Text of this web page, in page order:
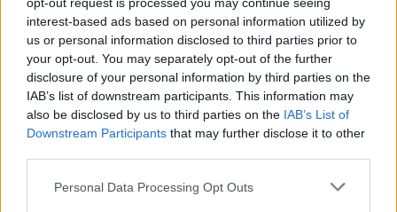
interest-based ads based on personal information utilized by
us or personal information disclosed to third parties prior to
your opt-out. You may separately opt-out of the further
disclosure of your personal information by third parties on the
IAB’s list of downstream participants. This information may
also be disclosed by us to third parties on the IAB’s List of
Downstream Participants that may further disclose it to other
Please note that this website/app uses one or more Google
Personal Data Processing Opt Outs
Στη συνέχεια εμφανίστηκε κλιμάκιο της Κρατικής
Ασφάλειας και έγινε επί τόπου έρευνα.
ΔΙΑΦΗΜΙΣΗ